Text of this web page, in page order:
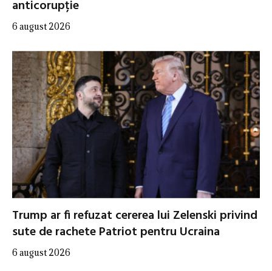
anticorupție
6 august 2026
Trump ar fi refuzat cererea lui Zelenski privind
sute de rachete Patriot pentru Ucraina
6 august 2026